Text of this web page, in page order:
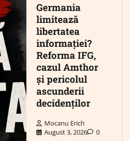
Germania
limitează
libertatea
informației?
Reforma IFG,
cazul Amthor
și pericolul
ascunderii
decidenților
Mocanu Erich
August 3, 2026
0